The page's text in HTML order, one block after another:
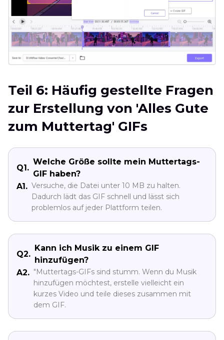
Teil 6: Häufig gestellte Fragen
zur Erstellung von 'Alles Gute
zum Muttertag' GIFs
Q1.
Welche Größe sollte mein Muttertags-
GIF haben?
A1. Versuche, die Datei unter 10 MB zu halten.
Dadurch lädt das GIF schnell und lässt sich
problemlos auf jeder Plattform teilen.
Q2.
Kann ich Musik zu einem GIF
hinzufügen?
A2. "Muttertags-GIFs sind stumm. Wenn du Musik
hinzufügen möchtest, erstelle vielleicht ein
kurzes Video und teile dieses zusammen mit
dem GIF.